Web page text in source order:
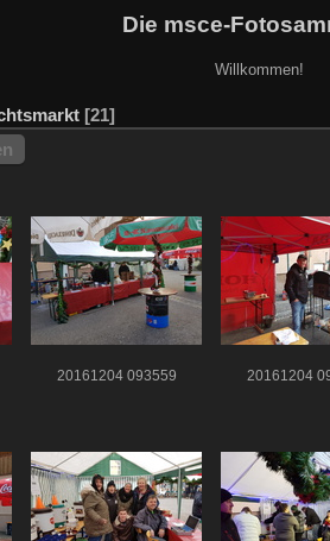
Die msce-
Willkommen!
21
20161204 093559 20161204